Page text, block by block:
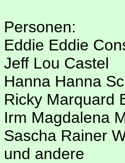
Personen:
Eddie Eddie
Jeff Lou Castel
Hanna Hanna
Ricky Marquard
Irm Magdalena
Sascha Rainer
und andere